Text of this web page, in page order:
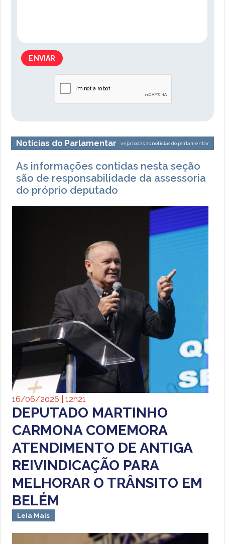
ENVIAR
Notícias do Parlamentar veja todas as notícias do parlamentar
As informações contidas nesta seção
são de responsabilidade da assessoria
do próprio deputado
16/06/2026 | 12h21
DEPUTADO MARTINHO
CARMONA COMEMORA
ATENDIMENTO DE ANTIGA
REIVINDICAÇÃO PARA
MELHORAR O TRÂNSITO EM
BELÉM
Leia Mais